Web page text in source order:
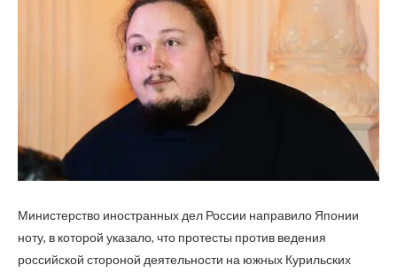
Министерство иностранных дел России направило Японии
ноту, в которой указало, что протесты против ведения
российской стороной деятельности на южных Курильских